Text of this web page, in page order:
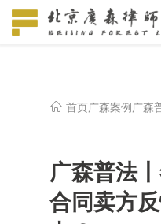
首页 广森案例 广森
广森普法
合同卖方